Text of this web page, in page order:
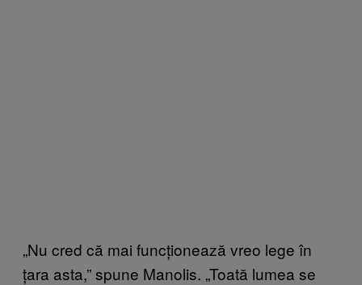
„Nu cred că mai funcționează vreo lege în
țara asta,” spune Manolis. „Toată lumea se